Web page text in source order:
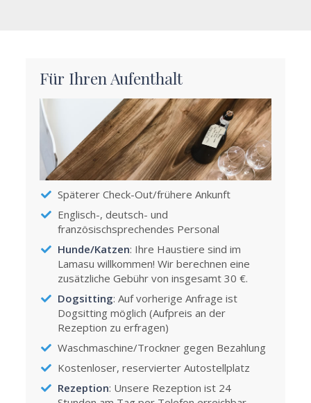
Für Ihren Aufenthalt
Späterer Check-Out/frühere Ankunft
Englisch-, deutsch- und
französischsprechendes Personal
Hunde/Katzen: Ihre Haustiere sind im
Lamasu willkommen! Wir berechnen eine
zusätzliche Gebühr von insgesamt 30 €.
Dogsitting: Auf vorherige Anfrage ist
Dogsitting möglich (Aufpreis an der
Rezeption zu erfragen)
Waschmaschine/Trockner gegen Bezahlung
Kostenloser, reservierter Autostellplatz
Rezeption: Unsere Rezeption ist 24